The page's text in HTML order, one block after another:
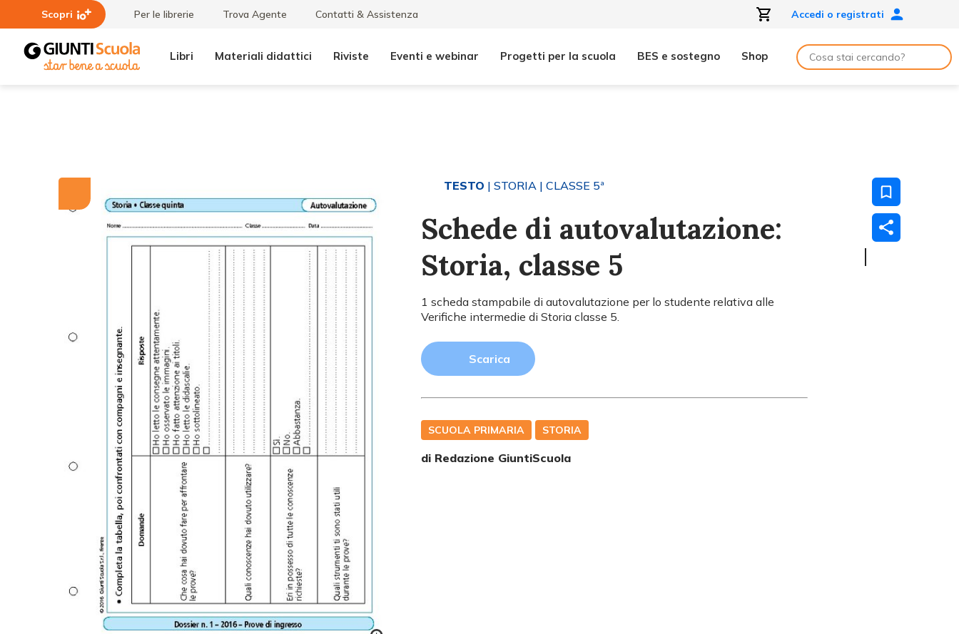
Scopri Per le librerie Trova Agente Contatti & Assistenza Accedi o registrati
Libri Materiali didattici Riviste Eventi e webinar Progetti per la scuola BES e sostegno Shop
TESTO | STORIA | CLASSE 5ª
Schede di autovalutazione:
Storia, classe 5
1 scheda stampabile di autovalutazione per lo studente relativa alle
Verifiche intermedie di Storia classe 5.
Scarica
SCUOLA PRIMARIA STORIA
di Redazione GiuntiScuola